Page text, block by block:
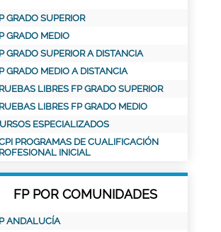
GRADO SUPERIOR
GRADO MEDIO
GRADO SUPERIOR A DISTANCIA
GRADO MEDIO A DISTANCIA
LIBRES FP GRADO SUPERIOR
LIBRES FP GRADO MEDIO
ESPECIALIZADOS
PROGRAMAS DE CUALIFICACIÓN
INICIAL
FP POR COMUNIDADES
ANDALUCÍA